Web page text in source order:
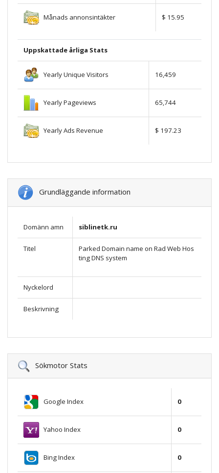
Månads annonsintäkter $ 15.95
Uppskattade årliga Stats
Yearly Unique Visitors 16,459
Yearly Pageviews 65,744
Yearly Ads Revenue $ 197.23
Grundläggande information
Domänn amn siblinetk.ru
Titel
Parked Domain name on Rad Web Hos
ting DNS system
Nyckelord
Beskrivning
Sökmotor Stats
Google Index 0
Yahoo Index 0
Bing Index 0